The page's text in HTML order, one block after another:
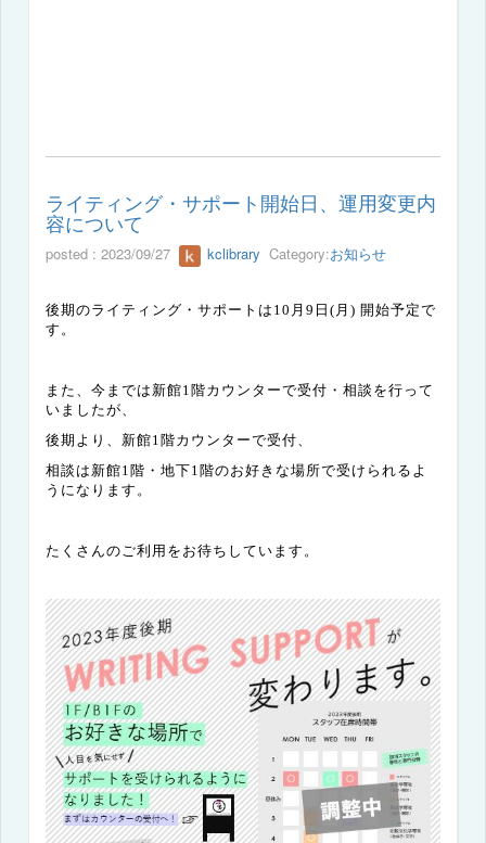
ライティング・サポート開始日、運用変更内
容について
posted : 2023/09/27 kclibrary Category:お知らせ
後期のライティング・サポートは 10 月 9 日 ( 月 ) 開始予定で
す。
また、今までは新館1 階カウンターで受付・相談を行って
いましたが、
後期より、新館1 階カウンターで受付、
相談は新館1 階・地下 1 階のお好きな場所で受けられるよ
うになります。
たくさんのご利用をお待ちしています。